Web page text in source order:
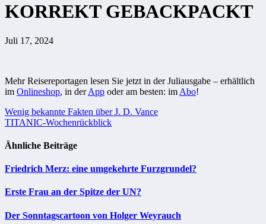
KORREKT GEBACKPACKT
Juli 17, 2024
Mehr Reisereportagen lesen Sie jetzt in der Juliausgabe – erhältlich
im Onlineshop, in derApp oder am besten: im Abo!
Beitragsnavigation
Wenig bekannte Fakten über J. D. Vance
TITANIC-Wochenrückblick
Ähnliche Beiträge
Friedrich Merz: eine umgekehrte Furzgrundel?
Erste Frau an der Spitze der UN?
Der Sonntagscartoon von Holger Weyrauch